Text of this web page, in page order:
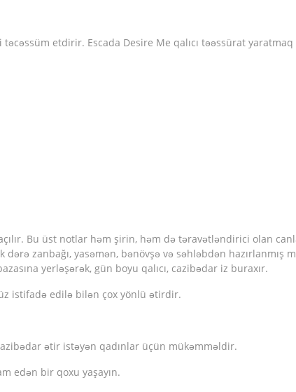
təcəssüm etdirir. Escada Desire Me qalıcı təəssürat
Bu üst notlar həm şirin, həm də təravətləndirici olan
zanbağı, yasəmən, bənövşə və səhləbdən hazırlanmış
yerləşərək, gün boyu qalıcı, cazibədar iz buraxır.
istifadə edilə bilən çox yönlü ətirdir.
ətir istəyən qadınlar üçün mükəmməldir.
edən bir qoxu yaşayın.